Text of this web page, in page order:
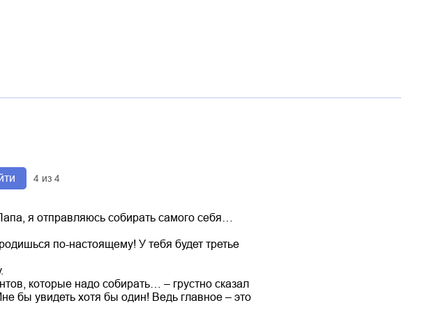
4 из 4
я отправляюсь собирать самого себя…
по-настоящему! У тебя будет третье
которые надо собирать… – грустно сказал
бы увидеть хотя бы один! Ведь главное – это